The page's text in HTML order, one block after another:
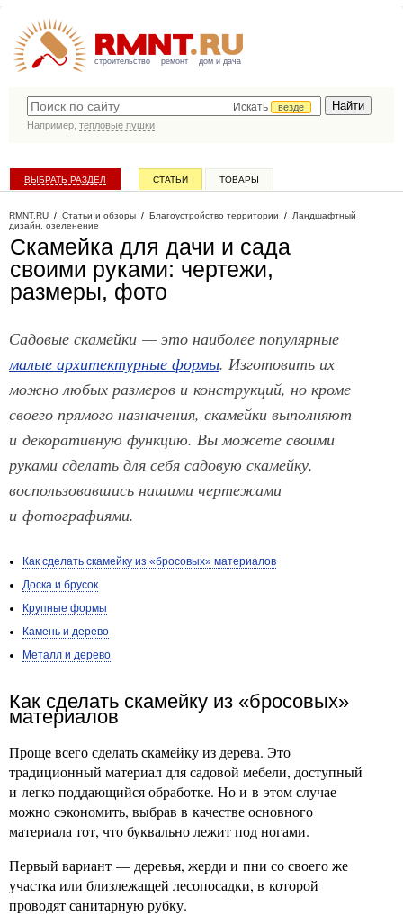
строительство ремонт дом и дача
Искать
везде
Например, тепловые пушки
ВЫБРАТЬ РАЗДЕЛ СТАТЬИ ТОВАРЫ
RMNT.RU / Статьи и обзоры / Благоустройство территории / Ландшафтный
дизайн, озеленение
Скамейка для дачи и сада
своими руками: чертежи,
размеры, фото
Садовые скамейки — это наиболее популярные
малые архитектурные формы. Изготовить их
можно любых размеров и конструкций, но кроме
своего прямого назначения, скамейки выполняют
и декоративную функцию. Вы можете своими
руками сделать для себя садовую скамейку,
воспользовавшись нашими чертежами
и фотографиями.
Как сделать скамейку из «бросовых» материалов
Доска и брусок
Крупные формы
Камень и дерево
Металл и дерево
Как сделать скамейку из «бросовых»
материалов
Проще всего сделать скамейку из дерева. Это
традиционный материал для садовой мебели, доступный
и легко поддающийся обработке. Но и в этом случае
можно сэкономить, выбрав в качестве основного
материала тот, что буквально лежит под ногами.
Первый вариант — деревья, жерди и пни со своего же
участка или близлежащей лесопосадки, в которой
проводят санитарную рубку.